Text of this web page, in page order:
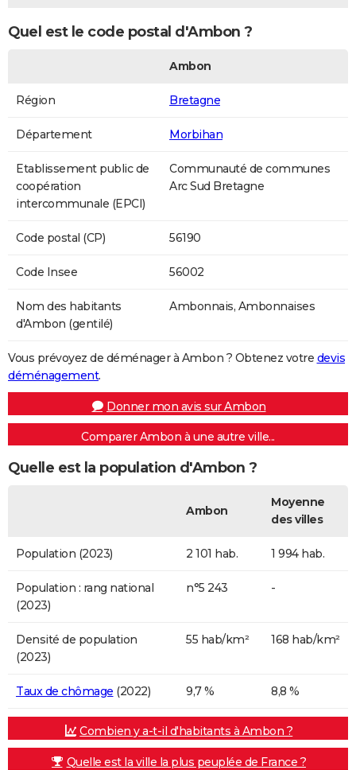
Quel est le code postal d'Ambon ?
Ambon
Région Bretagne
Département Morbihan
Etablissement public de
coopération
intercommunale (EPCI)
Communauté de communes
Arc Sud Bretagne
Code postal (CP) 56190
Code Insee 56002
Nom des habitants
d'Ambon (gentilé)
Ambonnais, Ambonnaises
Vous prévoyez de déménager à Ambon ? Obtenez votre devis
déménagement.
Donner mon avis sur Ambon
Comparer Ambon à une autre ville...
Quelle est la population d'Ambon ?
Ambon
Moyenne
des villes
Population (2023) 2 101 hab. 1 994 hab.
Population : rang national
(2023)
n°5 243 -
Densité de population
(2023)
55 hab/km² 168 hab/km²
Taux de chômage (2022) 9,7 % 8,8 %
Combien y a-t-il d'habitants à Ambon ?
Quelle est la ville la plus peuplée de France ?